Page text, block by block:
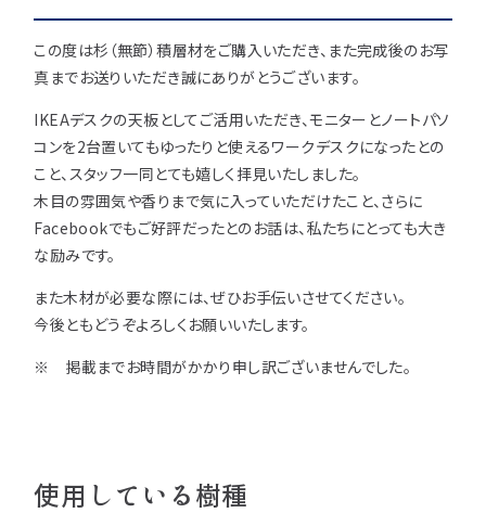
この度は杉（無節）積層材をご購入いただき、また完成後のお写
真までお送りいただき誠にありがとうございます。
IKEAデスクの天板としてご活用いただき、モニターとノートパソ
コンを2台置いてもゆったりと使えるワークデスクになったとの
こと、スタッフ一同とても嬉しく拝見いたしました。
木目の雰囲気や香りまで気に入っていただけたこと、さらに
Facebookでもご好評だったとのお話は、私たちにとっても大き
な励みです。
また木材が必要な際には、ぜひお手伝いさせてください。
今後ともどうぞよろしくお願いいたします。
※ 掲載までお時間がかかり申し訳ございませんでした。
使用している樹種